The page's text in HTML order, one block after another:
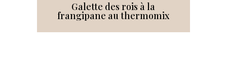
Galette des rois à la
frangipane au thermomix